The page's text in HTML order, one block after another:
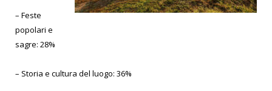
– Feste
popolari e
sagre: 28%
– Storia e cultura del luogo: 36%